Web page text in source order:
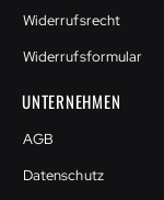
Widerrufsrecht
Widerrufsformular
UNTERNEHMEN
AGB
Datenschutz